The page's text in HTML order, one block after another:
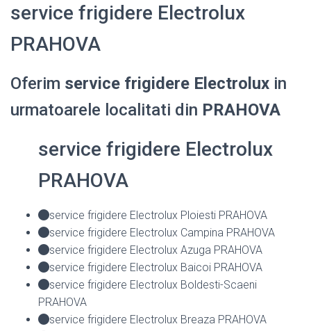
service frigidere Electrolux
PRAHOVA
Oferim service frigidere Electrolux in
urmatoarele localitati din PRAHOVA
service frigidere Electrolux
PRAHOVA
service frigidere Electrolux Ploiesti PRAHOVA
service frigidere Electrolux Campina PRAHOVA
service frigidere Electrolux Azuga PRAHOVA
service frigidere Electrolux Baicoi PRAHOVA
service frigidere Electrolux Boldesti-Scaeni
PRAHOVA
service frigidere Electrolux Breaza PRAHOVA